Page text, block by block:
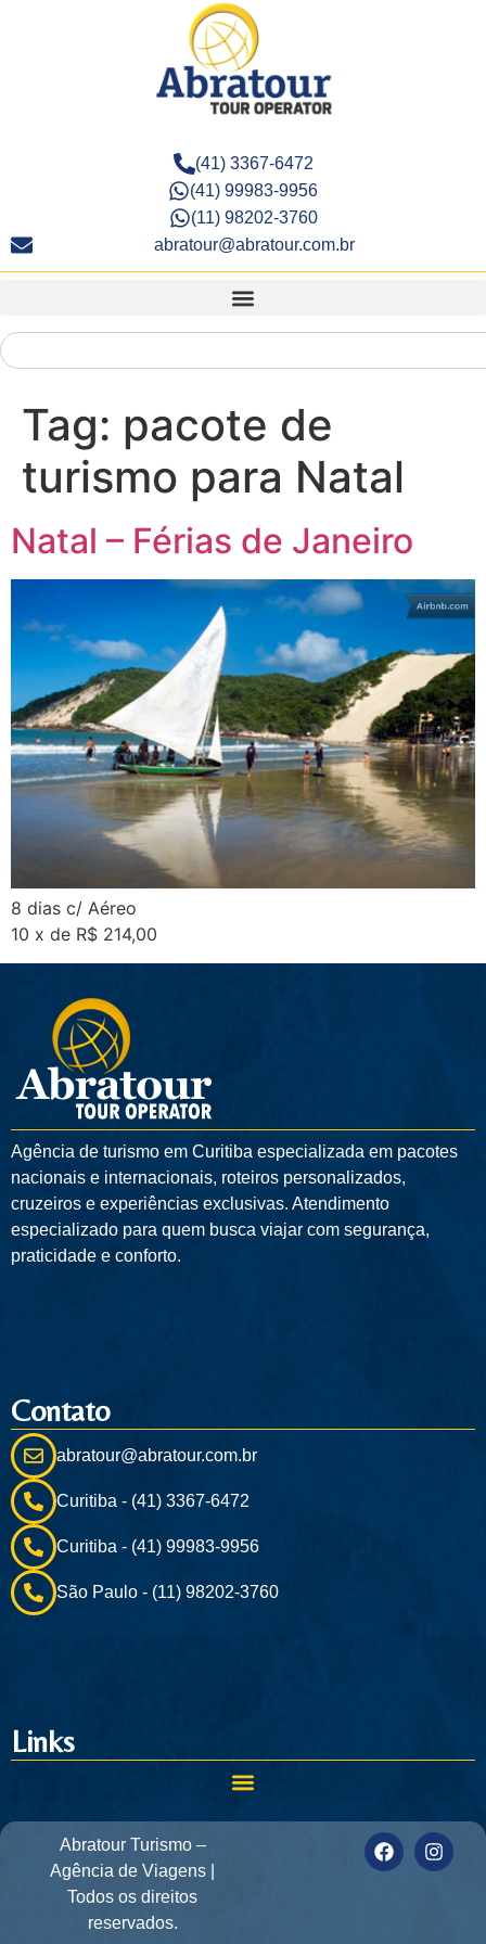
(41) 3367-6472
(41) 99983-9956
(11) 98202-3760
abratour@abratour.com.br
Tag: pacote de
turismo para Natal
Natal – Férias de Janeiro
8 dias c/ Aéreo
10 x de R$ 214,00
Agência de turismo em Curitiba especializada em pacotes
nacionais e internacionais, roteiros personalizados,
cruzeiros e experiências exclusivas. Atendimento
especializado para quem busca viajar com segurança,
praticidade e conforto.
Contato
abratour@abratour.com.br
Curitiba - (41) 3367-6472
Curitiba - (41) 99983-9956
São Paulo - (11) 98202-3760
Links
Abratour Turismo –
Agência de Viagens |
Todos os direitos
reservados.